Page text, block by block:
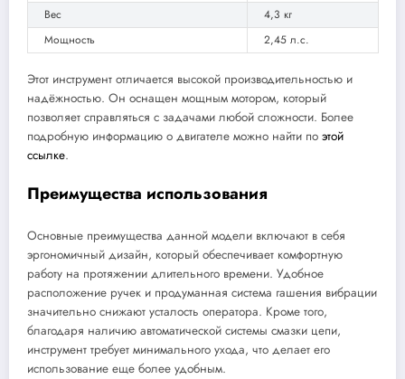
Вес
4,3 кг
Мощность
2,45 л.с.
Этот инструмент отличается высокой производительностью и
надёжностью. Он оснащен мощным мотором, который
позволяет справляться с задачами любой сложности. Более
подробную информацию о двигателе можно найти по этой
ссылке.
Преимущества использования
Основные преимущества данной модели включают в себя
эргономичный дизайн, который обеспечивает комфортную
работу на протяжении длительного времени. Удобное
расположение ручек и продуманная система гашения вибрации
значительно снижают усталость оператора. Кроме того,
благодаря наличию автоматической системы смазки цепи,
инструмент требует минимального ухода, что делает его
использование еще более удобным.